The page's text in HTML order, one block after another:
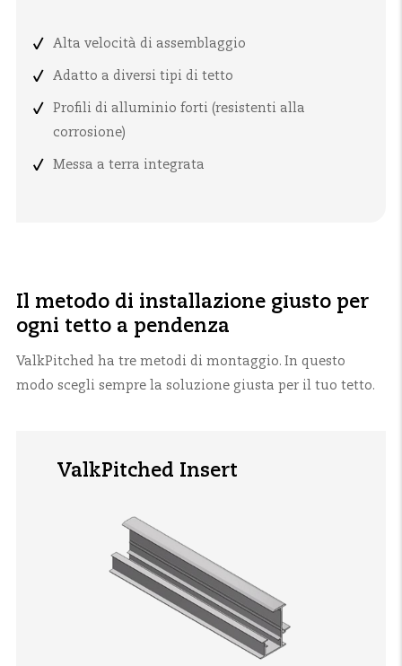
Alta velocità di assemblaggio
Adatto a diversi tipi di tetto
Profili di alluminio forti (resistenti alla
corrosione)
Messa a terra integrata
Il metodo di installazione giusto per
ogni tetto a pendenza
ValkPitched ha tre metodi di montaggio. In questo
modo scegli sempre la soluzione giusta per il tuo tetto.
ValkPitched Insert